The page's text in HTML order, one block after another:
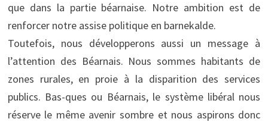
que dans la partie béarnaise. Notre ambition est de
renforcer notre assise politique en barnekalde.
Toutefois, nous développerons aussi un message à
l’attention des Béarnais. Nous sommes habitants de
zones rurales, en proie à la disparition des services
publics. Bas-ques ou Béarnais, le système libéral nous
réserve le même avenir sombre et nous aspirons donc